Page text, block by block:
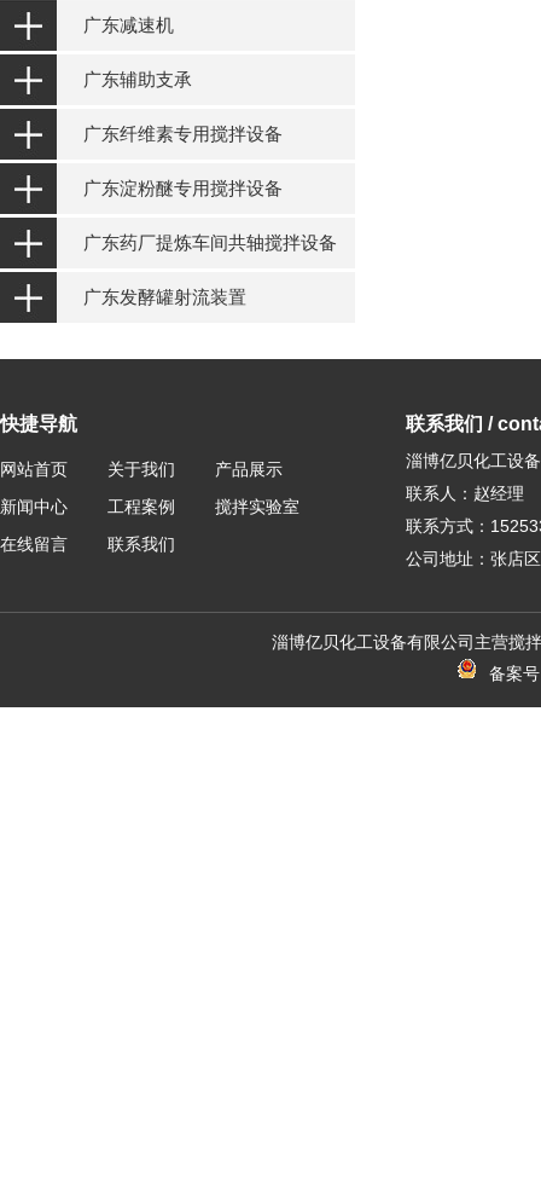
广东减速机
广东辅助支承
广东纤维素专用搅拌设备
广东淀粉醚专用搅拌设备
广东药厂提炼车间共轴搅拌设备
广东发酵罐射流装置
快捷导航
网站首页 关于我们
产品展示
新闻中心
工程案例
搅拌实验室
在线留言
联系我们
联系我们 /
淄博亿贝化工设
联系人：赵经理
联系方式：
公司地址：张店
淄博亿贝化工设备有限公司主营搅
备案